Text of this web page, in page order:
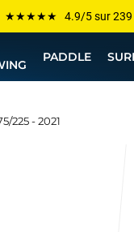
Les plus grandes
💰 Meilleur prix garanti —
PADDLE
225 - 2021